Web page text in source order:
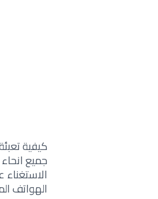
كيفية
جميع
الهواتف